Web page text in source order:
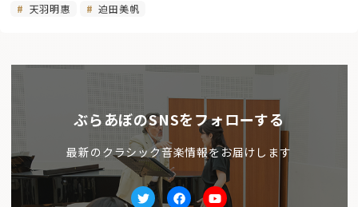
天羽明惠
迫田美帆
ぶらあぼのSNSをフォローする
最新のクラシック音楽情報をお届けします